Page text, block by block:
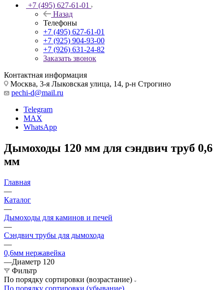
+7 (495) 627-61-01
Назад
Телефоны
+7 (495) 627-61-01
+7 (925) 904-93-00
+7 (926) 631-24-82
Заказать звонок
Контактная информация
Москва, 3-я Лыковская улица, 14, р-н Строгино
pechi-d@mail.ru
Telegram
MAX
WhatsApp
Дымоходы 120 мм для сэндвич труб 0,6
мм
Главная
—
Каталог
—
Дымоходы для каминов и печей
—
Сэндвич трубы для дымохода
—
0,6мм нержавейка
—Диаметр 120
Фильтр
По порядку сортировки (возрастание)
По порядку сортировки (убывание)